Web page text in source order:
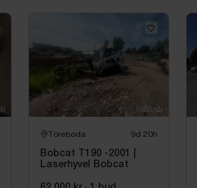
Töreboda 9d 20h
Bobcat T190 -2001 |
Laserhyvel Bobcat